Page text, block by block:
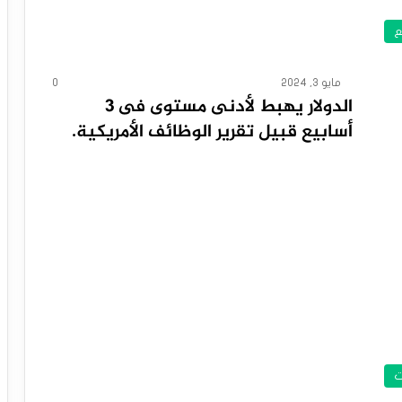
مايو 3, 2024 0
الدولار يهبط لأدنى مستوى فى 3
أسابيع قبيل تقرير الوظائف ‏الأمريكية.